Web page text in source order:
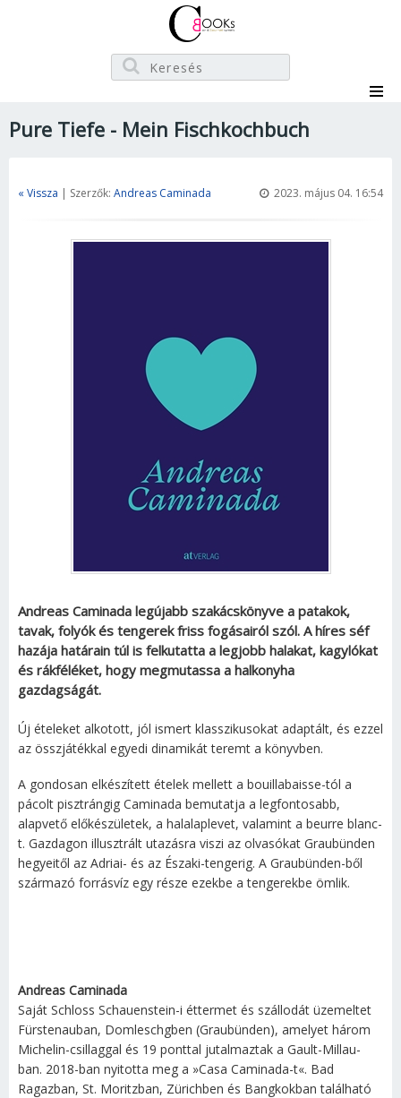
Pure Tiefe - Mein Fischkochbuch
« Vissza | Szerzők: Andreas Caminada 2023. május 04. 16:54
Andreas Caminada legújabb szakácskönyve a patakok,
tavak, folyók és tengerek friss fogásairól szól. A híres séf
hazája határain túl is felkutatta a legjobb halakat, kagylókat
és rákféléket, hogy megmutassa a halkonyha
gazdagságát.
Új ételeket alkotott, jól ismert klasszikusokat adaptált, és ezzel
az összjátékkal egyedi dinamikát teremt a könyvben.
A gondosan elkészített ételek mellett a bouillabaisse-tól a
pácolt pisztrángig Caminada bemutatja a legfontosabb,
alapvető előkészületek, a halalaplevet, valamint a beurre blanc-
t. Gazdagon illusztrált utazásra viszi az olvasókat Graubünden
hegyeitől az Adriai- és az Északi-tengerig. A Graubünden-ből
származó forrásvíz egy része ezekbe a tengerekbe ömlik.
Andreas Caminada
Saját Schloss Schauenstein-i éttermet és szállodát üzemeltet
Fürstenauban, Domleschgben (Graubünden), amelyet három
Michelin-csillaggal és 19 ponttal jutalmaztak a Gault-Millau-
ban. 2018-ban nyitotta meg a »Casa Caminada-t«. Bad
Ragazban, St. Moritzban, Zürichben és Bangkokban található